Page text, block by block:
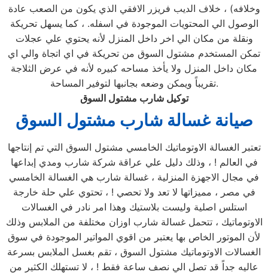
وخلافه) ، خلاف الديب فريزر الافقي الذي يكون من الصعب عادة
الوصول الي المحتويات الموجودة في اسفله. ، كما يسهل تحريكة
ونقلة من مكان الي اخر داخل المنزل لأنه يحتوي علي عجلات
تمكن المستخدم مشتول السوق من تحريكة في اي اتجاة والي اي
مكان داخل المنزل ولا يأخذ مساحه كبيره لأنه في عرض الثلاجة
تقريباً ويمكن وضعه بجانبها لتوفير المساحة.
توكيل شارب مشتول السوق
صيانة غسالة شارب مشتول السوق
تعتبر الغسالة الاوتوماتيك الخامسي مشتول السوق التي تم إنتاجها
في العالم ! ، وذلك دليل علي عراقة شركة شارب ومدي إبداعها
في مجال الاجهزة المنزلية ، غسالة شارب هي الغسالة الخامسي
في مصر ، مميزاتها لا تعد ولا تحصي ! ، تحتوي علي حلة خارجة
استلس اصلية وليست بلاستيك وهذا امر نادر في الغسالات
الاوتوماتيك ، تتحمل غسالة شارب اوزان مختلفة من الملابس وذلك
لأن الموتور الخاص بها يعتبر من اقوي المواتير الموجودة في سوق
الغسالات الاوتوماتيك مشتول السوق ، تقم بغسل الملابس بسرعة
عاليه جداً قد تصل الي نصف ساعة فقط ! ، لا تستهلك الكثير من